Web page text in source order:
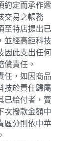
約定而承作遞
交易之帳務
至特店提出已
並經高鉅科技
因此支出任何
償責任。
任，如因商品
技於責任歸屬
已給付者，賣
次撥款金額中
區分則依中華